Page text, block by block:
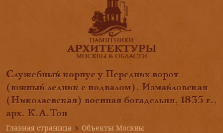
Служебный корпус у Передних ворот
(южный ледник с подвалом), Измайловская
(Николаевская) военная богадельня, 1835 г.,
арх. К.А.Тон
Главная страница
Объекты Москвы